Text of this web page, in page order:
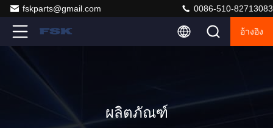
fskparts@gmail.com 0086-510-82713083
อ้างอิง
ผลิตภัณฑ์